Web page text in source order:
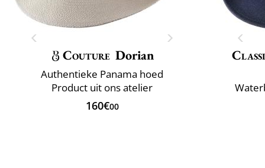
Couture Dorian
Authentieke Panama hoed
Product uit ons atelier
160€00